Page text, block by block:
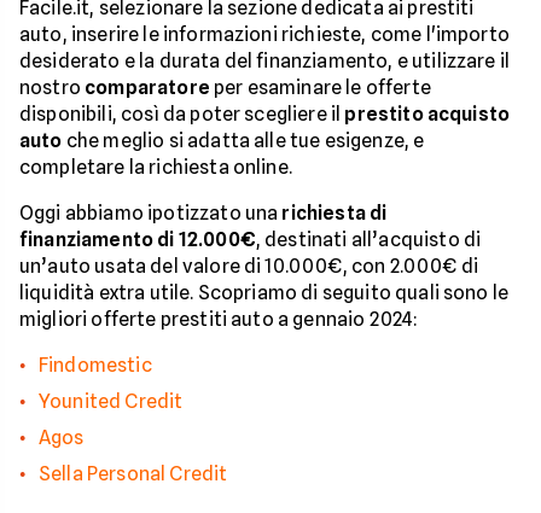
Facile.it, selezionare la sezione dedicata ai prestiti
auto, inserire le informazioni richieste, come l'importo
desiderato e la durata del finanziamento, e utilizzare il
nostro comparatore per esaminare le offerte
disponibili, così da poter scegliere il prestito acquisto
auto che meglio si adatta alle tue esigenze, e
completare la richiesta online.
Oggi abbiamo ipotizzato una richiesta di
finanziamento di 12.000€, destinati all’acquisto di
un’auto usata del valore di 10.000€, con 2.000€ di
liquidità extra utile. Scopriamo di seguito quali sono le
migliori offerte prestiti auto a gennaio 2024:
Findomestic
Younited Credit
Agos
Sella Personal Credit